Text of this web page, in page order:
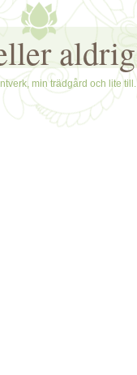
aldrig
min trädgård och lite till.